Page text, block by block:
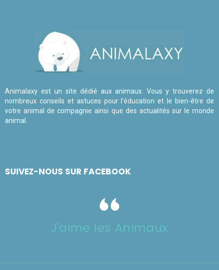
Animalaxy est un site dédié aux animaux. Vous y trouverez de
nombreux conseils et astuces pour l'éducation et le bien-être de
votre animal de compagnie ainsi que des actualités sur le monde
animal.
SUIVEZ-NOUS SUR FACEBOOK
J'aime les Animaux